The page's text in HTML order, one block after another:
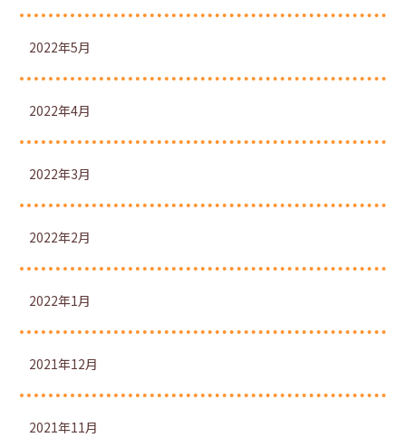
2022年5月
2022年4月
2022年3月
2022年2月
2022年1月
2021年12月
2021年11月